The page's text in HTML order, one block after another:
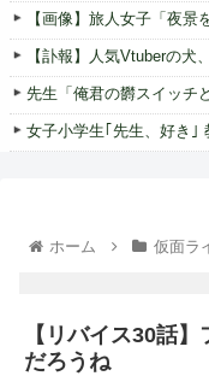
【画像】旅人女子「夜景
【訃報】人気Vtuberの犬
先生「俺君の欝スイッチ
女子小学生｢先生、好き｣
ホーム 仮面ラ
【リバイス30話
だろうね